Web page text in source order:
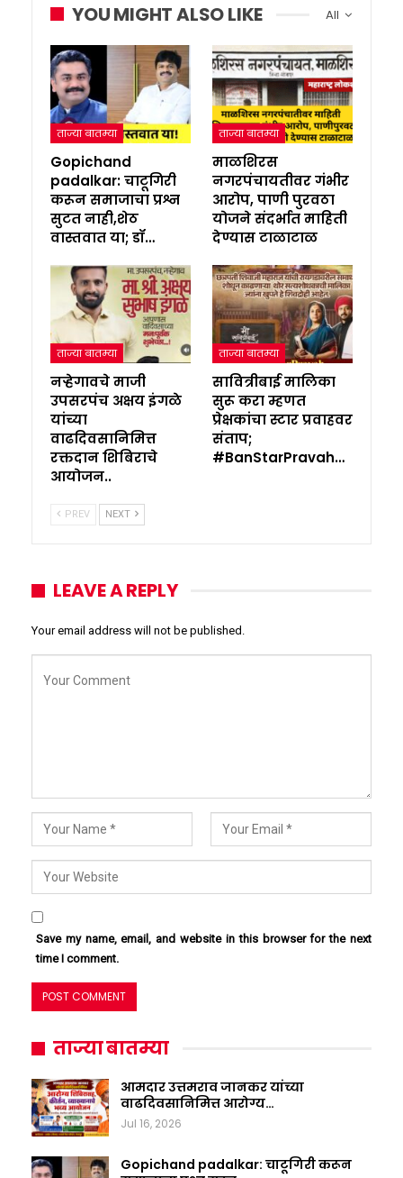
All
YOU MIGHT ALSO LIKE
ताज्या बातम्या
Gopichand
padalkar: चाटूगिरी
करून समाजाचा प्रश्न
सुटत नाही,शेठ
वास्तवात या; डॉ…
ताज्या बातम्या
माळशिरस
नगरपंचायतीवर गंभीर
आरोप, पाणी पुरवठा
योजने संदर्भात माहिती
देण्यास टाळाटाळ
ताज्या बातम्या
नऱ्हेगावचे माजी
उपसरपंच अक्षय इंगळे
यांच्या
वाढदिवसानिमित्त
रक्तदान शिबिराचे
आयोजन..
ताज्या बातम्या
सावित्रीबाई मालिका
सुरू करा म्हणत
प्रेक्षकांचा स्टार प्रवाहवर
संताप;
#BanStarPravah…
PREV NEXT
LEAVE A REPLY
Your email address will not be published.
Save my name, email, and website in this browser for the next
time I comment.
ताज्या बातम्या
आमदार उत्तमराव जानकर यांच्या
वाढदिवसानिमित्त आरोग्य…
Jul 16, 2026
Gopichand padalkar: चाटूगिरी करून